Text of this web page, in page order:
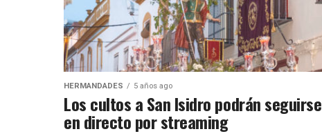
HERMANDADES 5 años ago
Los cultos a San Isidro podrán seguirse
en directo por streaming